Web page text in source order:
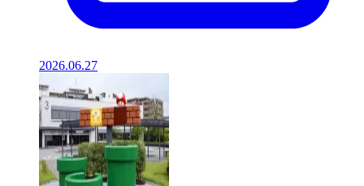
2026.06.27